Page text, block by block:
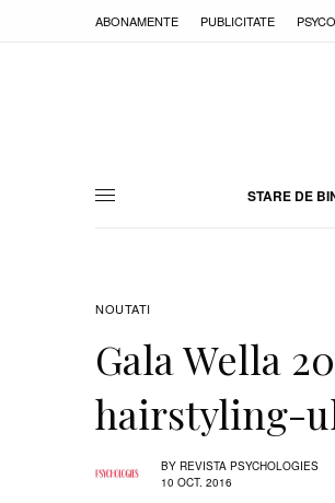
ABONAMENTE PUBLICITATE
STARE DE
NOUTATI
Gala Wella
hairstyling-
BY REVISTA PSYCHOLOGIES
10 OCT. 2016